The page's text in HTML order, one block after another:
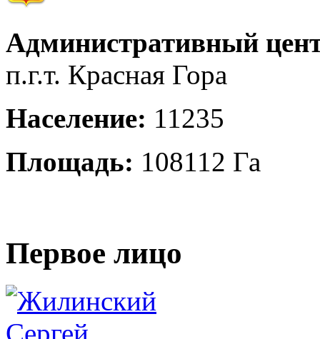
Административный
п.г.т. Красная Гора
Население: 11235
Площадь: 108112 Га
Первое лицо